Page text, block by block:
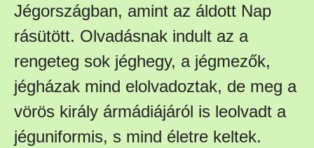
Jégországban, amint az áldott Nap
rásütött. Olvadásnak indult az a
rengeteg sok jéghegy, a jégmezők,
jégházak mind elolvadoztak, de meg a
vörös király ármádiájáról is leolvadt a
jéguniformis, s mind életre keltek.